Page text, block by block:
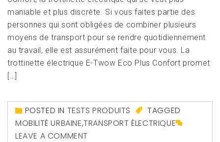
maniable et plus discrète. Si vous faites partie des
personnes qui sont obligées de combiner plusieurs
moyens de transport pour se rendre quotidiennement
au travail, elle est assurément faite pour vous. La
trottinette électrique E-Twow Eco Plus Confort promet
[…]
POSTED IN TESTS PRODUITS
TAGGED
MOBILITÉ URBAINE,TRANSPORT ÉLECTRIQUE
LEAVE A COMMENT